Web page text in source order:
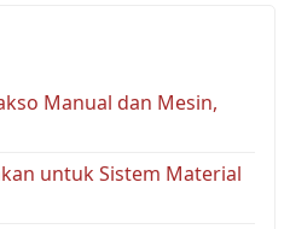
Manual dan Mesin,
untuk Sistem Material